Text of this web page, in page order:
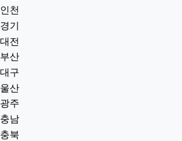
인천
경기
대전
부산
대구
울산
광주
충남
충북